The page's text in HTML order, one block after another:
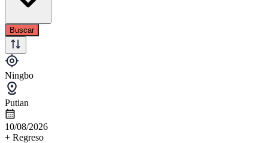
Buscar
Ningbo
Putian
10/08/2026
+ Regreso